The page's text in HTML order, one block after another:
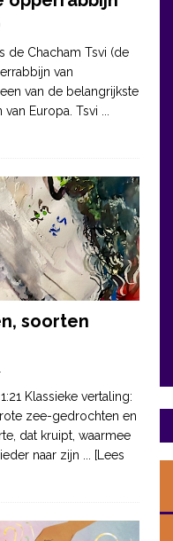
de Chacham Tsvi (de
van
van de belangrijkste
Europa. Tsvi
soorten
Klassieke vertaling:
zee-gedrochten en
dat kruipt, waarmee
naar zijn ... [Lees